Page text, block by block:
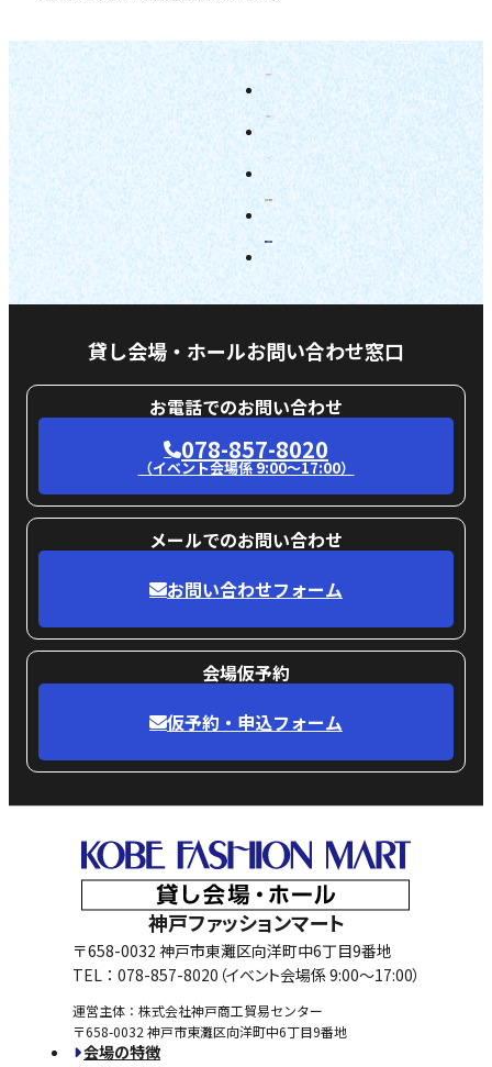
貸し会場・ホールお問い合わせ窓口
お電話でのお問い合わせ
078-857-8020
（イベント会場係 9:00〜17:00）
メールでのお問い合わせ
お問い合わせフォーム
会場仮予約
仮予約・申込フォーム
神戸ファッションマート
〒658-0032 神戸市東灘区向洋町中6丁目9番地
TEL：078-857-8020 （イベント会場係 9:00〜17:00）
運営主体：株式会社神戸商工貿易センター
〒658-0032 神戸市東灘区向洋町中6丁目9番地
会場の特徴